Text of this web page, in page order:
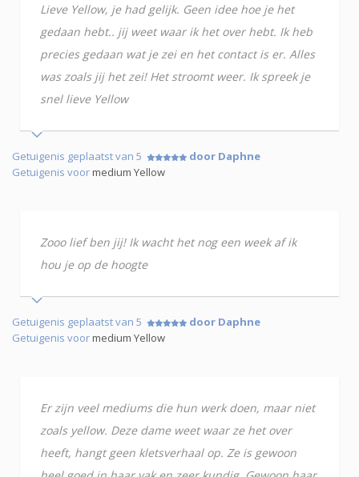
Lieve Yellow, je had gelijk. Geen idee hoe je het
gedaan hebt.. jij weet waar ik het over hebt. Ik heb
precies gedaan wat je zei en het contact is er. Alles
was zoals jij het zei! Het stroomt weer. Ik spreek je
snel lieve Yellow
Getuigenis geplaatst van 5
door Daphne
Getuigenis voormedium Yellow
Zooo lief ben jij! Ik wacht het nog een week af ik
hou je op de hoogte
Getuigenis geplaatst van 5
door Daphne
Getuigenis voormedium Yellow
Er zijn veel mediums die hun werk doen, maar niet
zoals yellow. Deze dame weet waar ze het over
heeft, hangt geen kletsverhaal op. Ze is gewoon